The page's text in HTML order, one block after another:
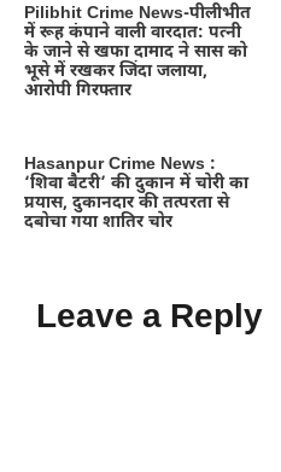
Pilibhit Crime News-पीलीभीत
में रूह कंपाने वाली वारदात: पत्नी
के जाने से खफा दामाद ने सास को
भूसे में रखकर जिंदा जलाया,
आरोपी गिरफ्तार
Hasanpur Crime News :
‘शिवा बैटरी’ की दुकान में चोरी का
प्रयास, दुकानदार की तत्परता से
दबोचा गया शातिर चोर
Leave a Reply